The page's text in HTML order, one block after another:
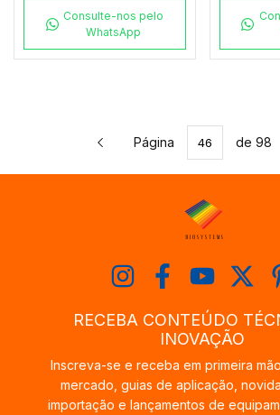
COM 1 BLOCO 96 X
Consulte-nos pelo
WhatsApp
COM 1
Página de 98
RECEBA CONTEÚDO
INOVAÇÃO
Inscreva-se e receba em primeira
mercado, guias de aplicação,
importação e lançamentos de